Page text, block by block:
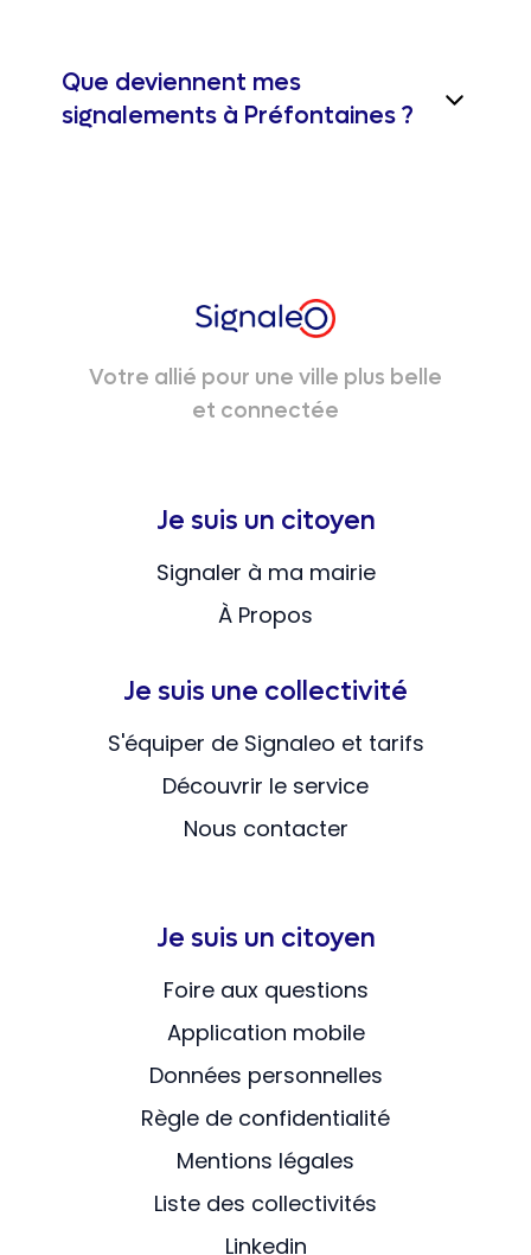
Que deviennent mes
signalements à Préfontaines ?
Votre allié pour une ville plus belle
et connectée
Je suis un citoyen
Signaler à ma mairie
À Propos
Je suis une collectivité
S'équiper de Signaleo et tarifs
Découvrir le service
Nous contacter
Je suis un citoyen
Foire aux questions
Application mobile
Données personnelles
Règle de confidentialité
Mentions légales
Liste des collectivités
Linkedin